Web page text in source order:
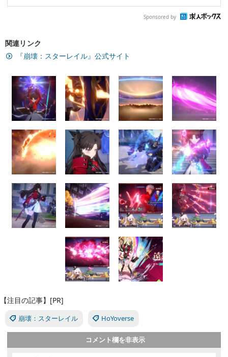
Sponsored by
関連リンク
『崩壊：スターレイル』公式サイト
【注目の記事】[PR]
崩壊：スターレイル HoYoverse
コメント欄を非表示